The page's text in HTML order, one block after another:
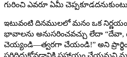
గురించి ఎవరూ ఏమీ
ఇటువంటి దినములలో మనం ఒక
భావాలను అనుసరించవచ్చు లేదా
చెయ్యండి—త్వరగా చేయండి!” అని